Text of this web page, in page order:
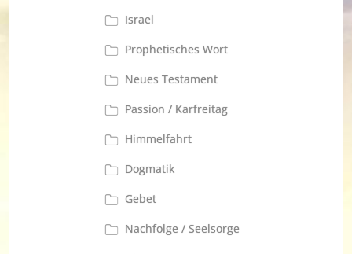
Israel
Prophetisches Wort
Neues Testament
Passion / Karfreitag
Himmelfahrt
Dogmatik
Gebet
Nachfolge / Seelsorge